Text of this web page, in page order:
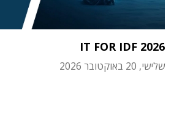
IT FOR IDF 2026
שלישי, 20 באוקטובר 2026